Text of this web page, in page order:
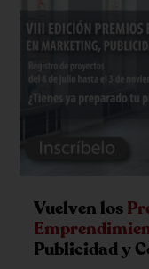
Vuelven los
Publicidad y